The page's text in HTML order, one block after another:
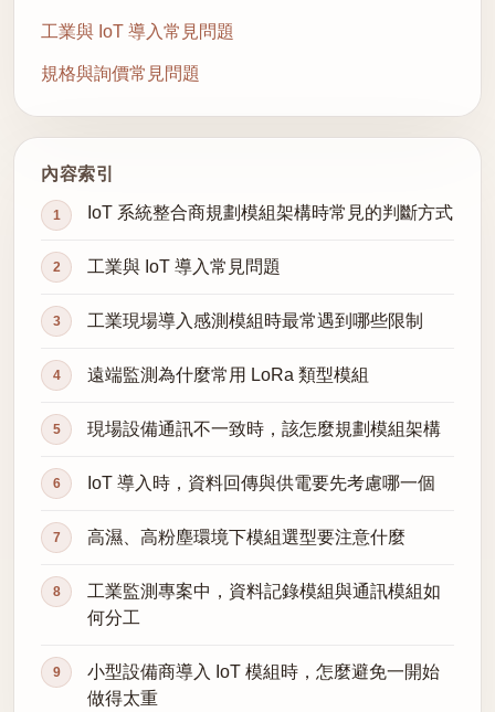
工業與 IoT 導入常見問題
規格與詢價常見問題
內容索引
IoT 系統整合商規劃模組架構時常見的判斷方式
工業與 IoT 導入常見問題
工業現場導入感測模組時最常遇到哪些限制
遠端監測為什麼常用 LoRa 類型模組
現場設備通訊不一致時，該怎麼規劃模組架構
IoT 導入時，資料回傳與供電要先考慮哪一個
高濕、高粉塵環境下模組選型要注意什麼
工業監測專案中，資料記錄模組與通訊模組如
何分工
小型設備商導入 IoT 模組時，怎麼避免一開始
做得太重